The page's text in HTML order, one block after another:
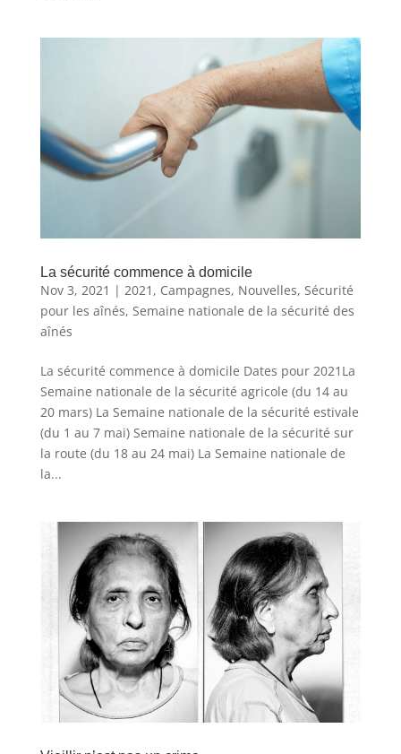
La sécurité commence à domicile
Nov 3, 2021 | 2021 , Campagnes, Nouvelles, Sécurité
pour les aînés, Semaine nationale de la sécurité des
aînés
La sécurité commence à domicile Dates pour 2021La
Semaine nationale de la sécurité agricole (du 14 au
20 mars) La Semaine nationale de la sécurité estivale
(du 1 au 7 mai) Semaine nationale de la sécurité sur
la route (du 18 au 24 mai) La Semaine nationale de
la...